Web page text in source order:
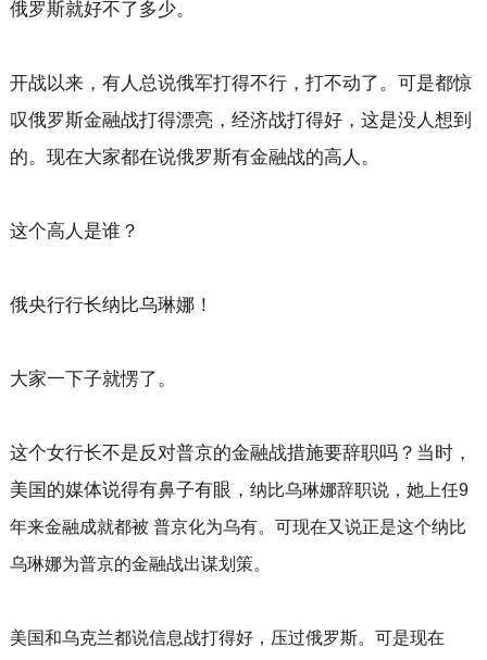
俄罗斯就好不了多少。
开战以来，有人总说俄军打得不行，打不动了。可是都惊
叹俄罗斯金融战打得漂亮，经济战打得好，这是没人想到
的。现在大家都在说俄罗斯有金融战的高人。
这个高人是谁？
俄央行行长纳比乌琳娜！
大家一下子就愣了。
这个女行长不是反对普京的金融战措施要辞职吗？当时，
美国的媒体说得有鼻子有眼， 纳比乌琳娜辞职说，她上任9
年来金融成就都被 普京化为乌有。可现在又说正是这个纳比
乌琳娜为普京的金融战出谋划策。
美国和乌克兰都说信息战打得好，压过俄罗斯。可是现在